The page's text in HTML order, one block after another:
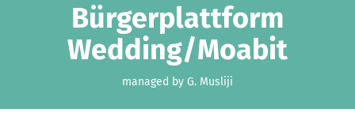
Bürgerplattform
Wedding/Moabit
managed by G. Musliji